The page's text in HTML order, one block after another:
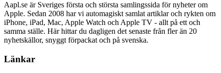
Aapl.se är Sveriges första och största samlingssida för nyheter om
Apple. Sedan 2008 har vi automagiskt samlat artiklar och rykten om
iPhone, iPad, Mac, Apple Watch och Apple TV - allt på ett och
samma ställe. Här hittar du dagligen det senaste från fler än 20
nyhetskällor, snyggt förpackat och på svenska.
Länkar